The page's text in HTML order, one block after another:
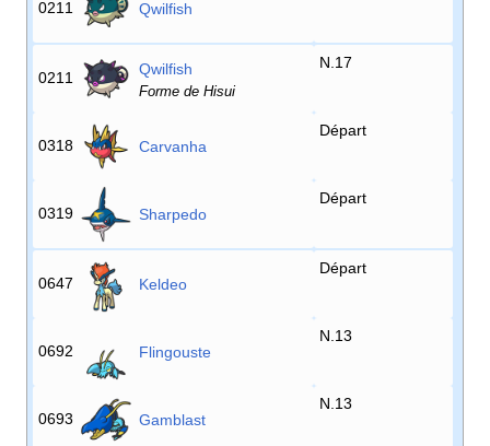
0211 Qwilfish
0211 Qwilfish
Forme de Hisui
N.17
0318 Carvanha
Départ
0319 Sharpedo
Départ
0647 Keldeo
Départ
0692 Flingouste
N.13
0693 Gamblast
N.13